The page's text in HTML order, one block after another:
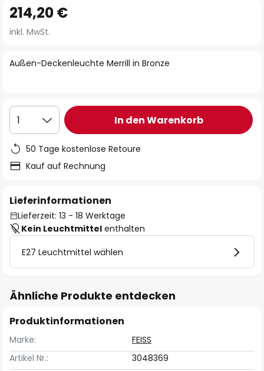
Anfang
der
springen
Außen-Deckenleuchte Merrill in Bronze
214,20 €
inkl. MwSt.
1 In den Warenkorb
50 Tage kostenlose Retoure
Kauf auf Rechnung
Lieferinformationen
Lieferzeit: 13 - 18 Werktage
Kein Leuchtmittel enthalten
E27 Leuchtmittel wählen
Ähnliche Produkte entdecken
Produktinformationen
Marke:
FEISS
Artikel Nr.:
3048369